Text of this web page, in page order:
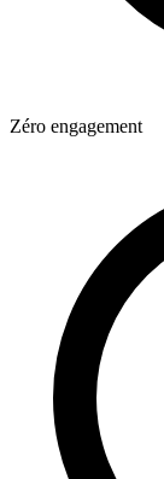
Zéro engagement